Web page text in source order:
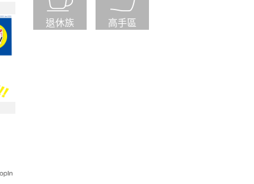
退休族 高手區